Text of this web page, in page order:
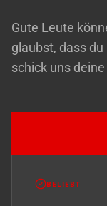
Gute Leute
glaubst, dass
schick uns
BELIEBT